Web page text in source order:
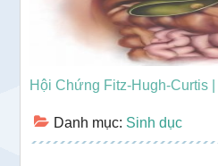
Hội Chứng Fitz-Hugh-Curtis
Danh mục: Sinh dục